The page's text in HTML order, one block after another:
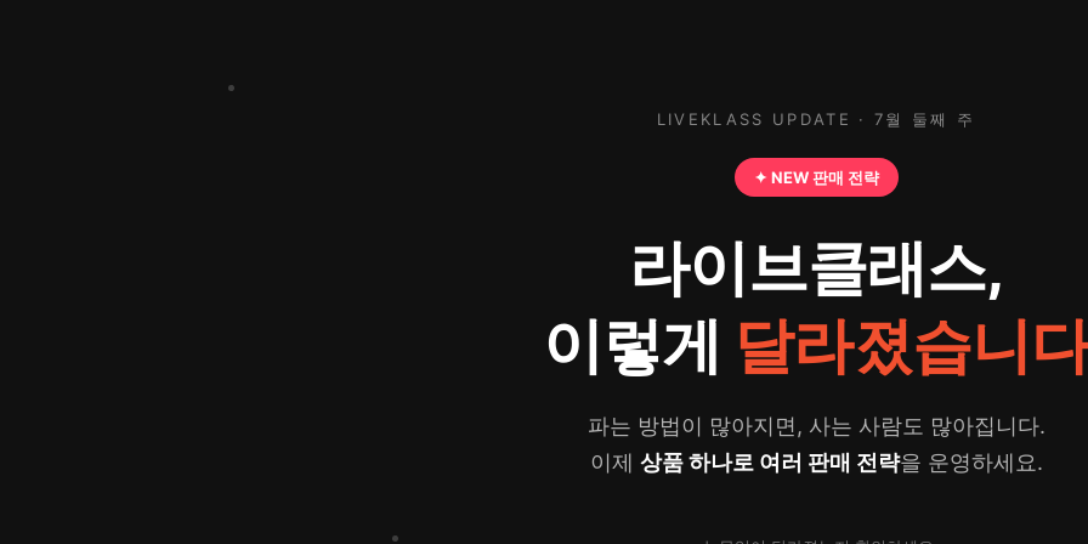
LIVEKLASS UPDATE · 7월 둘째 주
✦ NEW 판매 전략
라이브클래스,
이렇게 달라졌습니
파는 방법이 많아지면, 사는 사람도 많아집니다.
이제 상품 하나로 여러 판매 전략을 운영하세요.